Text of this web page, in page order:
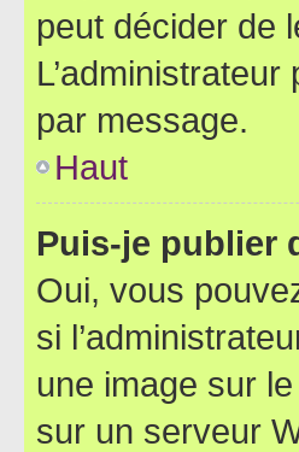
peut décider de
par message.
Haut
Puis-je publier
Oui, vous
si
une image sur
sur un serveur